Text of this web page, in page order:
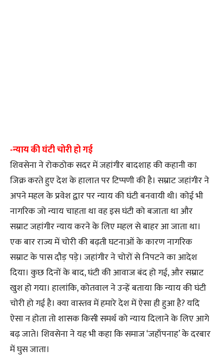
-न्याय की घंटी चोरी हो गई
शिवसेना ने रोकठोक सदर में जहांगीर बादशाह की कहानी का
जिक्र करते हुए देश के हालात पर टिप्पणी की है। सम्राट जहांगीर ने
अपने महल के प्रवेश द्वार पर न्याय की घंटी बनवायी थी। कोई भी
नागरिक जो न्याय चाहता था वह इस घंटी को बजाता था और
सम्राट जहांगीर न्याय करने के लिए महल से बाहर आ जाता था।
एक बार राज्य में चोरी की बढ़ती घटनाओं के कारण नागरिक
सम्राट के पास दौड़ पड़े। जहांगीर ने चोरों से निपटने का आदेश
दिया। कुछ दिनों के बाद, घंटी की आवाज बंद हो गई, और सम्राट
खुश हो गया। हालांकि, कोतवाल ने उन्हें बताया कि न्याय की घंटी
चोरी हो गई है। क्या वास्तव में हमारे देश में ऐसा ही हुआ है? यदि
ऐसा न होता तो शासक किसी समर्थ को न्याय दिलाने के लिए आगे
बढ़ जाते। शिवसेना ने यह भी कहा कि समाज ‘जहाँपनाह’ के दरबार
में घुस जाता।